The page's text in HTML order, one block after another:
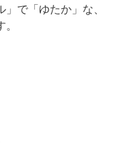
で「ゆたか」な、